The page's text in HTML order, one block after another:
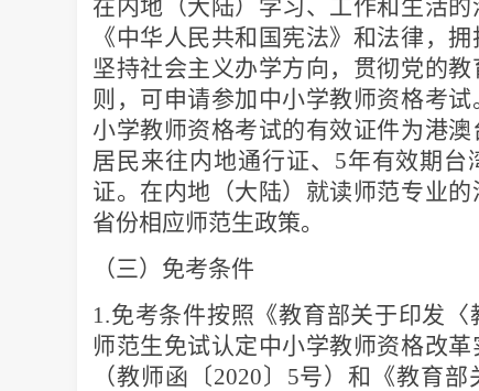
在内地（大陆）学习、工作和生活
《中华人民共和国宪法》和法律，拥
坚持社会主义办学方向，贯彻党的
则，可申请参加中小学教师资格考
小学教师资格考试的有效证件为港
居民来往内地通行证、 5年有效期台
证。在内地（大陆）就读师范专业
省份相应师范生政策。
（三）免考条件
1.免考条件按照《教育部关于印发
师范生免试认定中小学教师资格改革
（教师函〔2020〕 5号）和《教育部